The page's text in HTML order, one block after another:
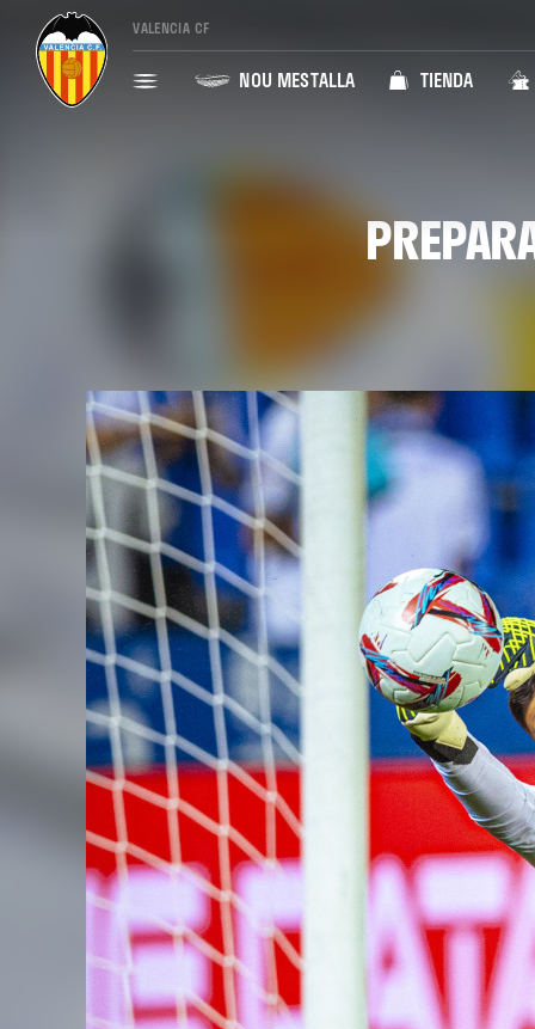
VALENCIA CF
NOU MESTALLA TIENDA